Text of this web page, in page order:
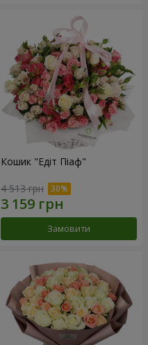
Кошик "Едіт Піаф"
4 513 грн
Замовити